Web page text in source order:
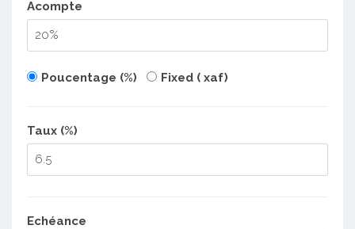
Acompte
Poucentage (%) Fixed ( xaf)
Taux (%)
Echéance